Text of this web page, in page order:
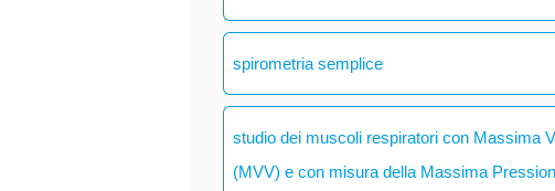
spirometria semplice
studio dei muscoli respiratori con Massima
(MVV) e con misura della Massima